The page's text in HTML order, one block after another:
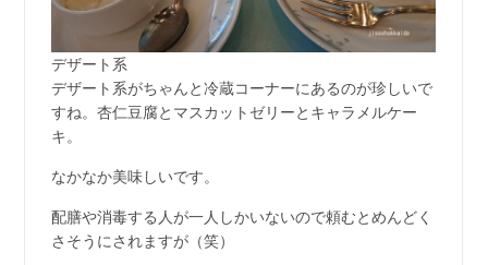
デザート系
デザート系がちゃんと冷蔵コーナーにあるのが珍しいで
すね。杏仁豆腐とマスカットゼリーとキャラメルケー
キ。
なかなか美味しいです。
配膳や消毒する人が一人しかいないので頼むとめんどく
さそうにされますが（笑）